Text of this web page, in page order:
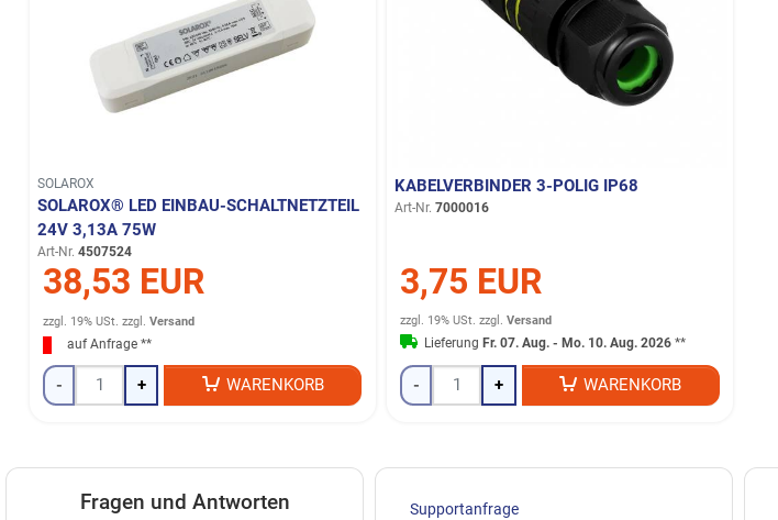
SOLAROX
SOLAROX® LED EINBAU-SCHALTNETZTEIL
24V 3,13A 75W
Art-Nr. 4507524
38,53 EUR
zzgl. 19% USt. zzgl.Versand
auf Anfrage **
- + WARENKORB
KABELVERBINDER 3-POLIG IP68
Art-Nr. 7000016
3,75 EUR
zzgl. 19% USt. zzgl.Versand
Lieferung Fr. 07. Aug. - Mo. 10. Aug. 2026 **
- + WARENKORB
Fragen und Antworten Supportanfrage